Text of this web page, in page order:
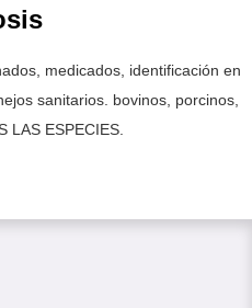
medicados, identificación en
sanitarios. bovinos, porcinos,
LAS ESPECIES.